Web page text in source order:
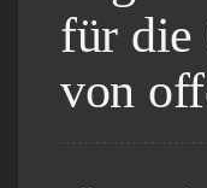
für die
von